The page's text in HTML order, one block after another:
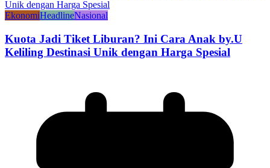
EkonomiHeadlineNasional
Kuota Jadi Tiket Liburan? Ini Cara Anak by.U
Keliling Destinasi Unik dengan Harga Spesial